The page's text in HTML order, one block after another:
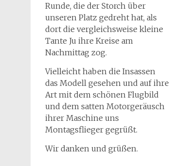
Runde, die der Storch über
unseren Platz gedreht hat, als
dort die vergleichsweise kleine
Tante Ju ihre Kreise am
Nachmittag zog.
Vielleicht haben die Insassen
das Modell gesehen und auf ihre
Art mit dem schönen Flugbild
und dem satten Motorgeräusch
ihrer Maschine uns
Montagsflieger gegrüßt.
Wir danken und grüßen.